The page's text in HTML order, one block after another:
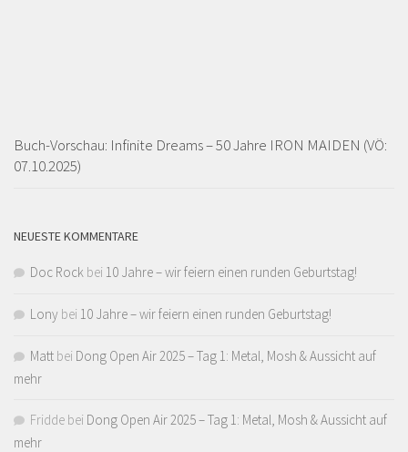
Buch-Vorschau: Infinite Dreams – 50 Jahre IRON MAIDEN (VÖ:
07.10.2025)
NEUESTE KOMMENTARE
Doc Rock bei 10 Jahre – wir feiern einen runden Geburtstag!
Lony bei 10 Jahre – wir feiern einen runden Geburtstag!
Matt bei Dong Open Air 2025 – Tag 1: Metal, Mosh & Aussicht auf
mehr
Fridde bei Dong Open Air 2025 – Tag 1: Metal, Mosh & Aussicht auf
mehr